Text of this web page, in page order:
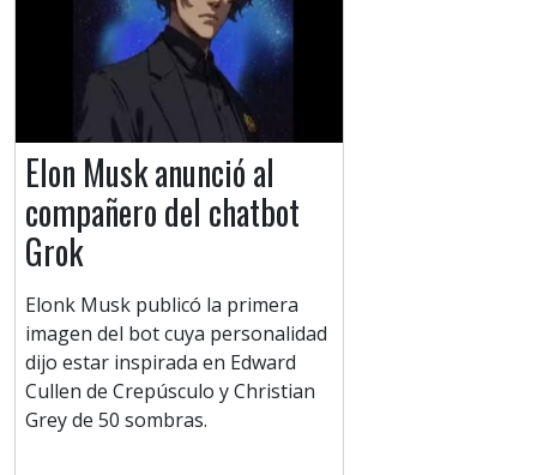
Elon Musk anunció al
compañero del chatbot
Grok
Elonk Musk publicó la primera
imagen del bot cuya personalidad
dijo estar inspirada en Edward
Cullen de Crepúsculo y Christian
Grey de 50 sombras.